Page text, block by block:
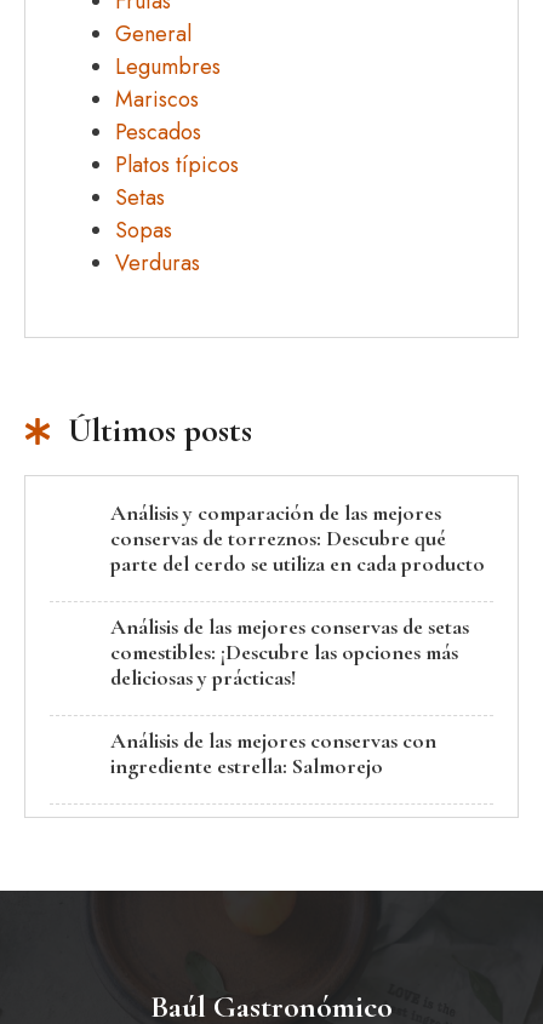
General
Legumbres
Mariscos
Pescados
Platos típicos
Setas
Sopas
Verduras
Últimos posts
Análisis y comparación de las mejores
conservas de torreznos: Descubre qué
parte del cerdo se utiliza en cada producto
Análisis de las mejores conservas de setas
comestibles: ¡Descubre las opciones más
deliciosas y prácticas!
Análisis de las mejores conservas con
ingrediente estrella: Salmorejo
Baúl Gastronómico